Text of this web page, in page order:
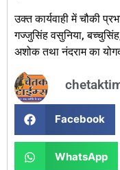
उक्त कार्यवाही में चौकी
गज्जुसिंह वसुनिया,
अशोक तथा नंदराम का
Facebook
WhatsApp